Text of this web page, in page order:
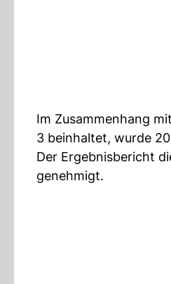
Im Zusammenhang
3 beinhaltet, wurde
Der Ergebnisbericht
genehmigt.